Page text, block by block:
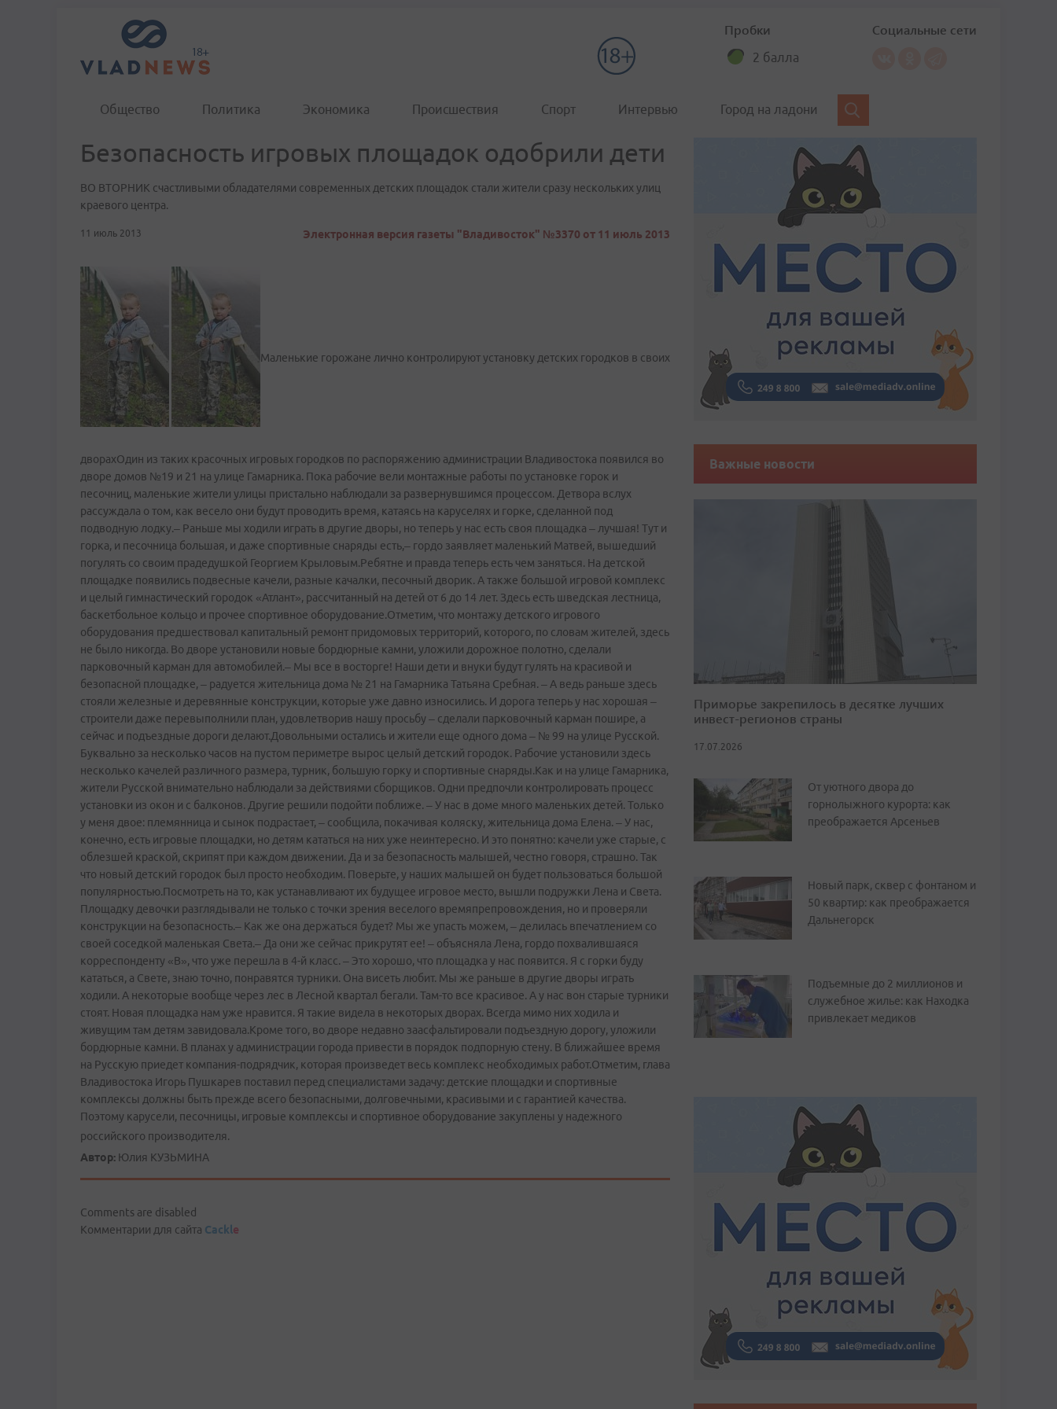
Пробки
2 балла
Социальные сети
Общество Политика Экономика Происшествия Спорт Интервью Город на ладони
Безопасность игровых площадок одобрили дети
ВО ВТОРНИК счастливыми обладателями современных детских площадок стали жители сразу нескольких улиц
краевого центра.
11 июль 2013 Электронная версия газеты "Владивосток" №3370 от 11 июль 2013
Маленькие горожане лично контролируют установку детских городков в своих
дворахОдин из таких красочных игровых городков по распоряжению администрации Владивостока появился во
дворе домов №19 и 21 на улице Гамарника. Пока рабочие вели монтажные работы по установке горок и
песочниц, маленькие жители улицы пристально наблюдали за развернувшимся процессом. Детвора вслух
рассуждала о том, как весело они будут проводить время, катаясь на каруселях и горке, сделанной под
подводную лодку.– Раньше мы ходили играть в другие дворы, но теперь у нас есть своя площадка – лучшая! Тут и
горка, и песочница большая, и даже спортивные снаряды есть,– гордо заявляет маленький Матвей, вышедший
погулять со своим прадедушкой Георгием Крыловым.Ребятне и правда теперь есть чем заняться. На детской
площадке появились подвесные качели, разные качалки, песочный дворик. А также большой игровой комплекс
и целый гимнастический городок «Атлант», рассчитанный на детей от 6 до 14 лет. Здесь есть шведская лестница,
баскетбольное кольцо и прочее спортивное оборудование.Отметим, что монтажу детского игрового
оборудования предшествовал капитальный ремонт придомовых территорий, которого, по словам жителей, здесь
не было никогда. Во дворе установили новые бордюрные камни, уложили дорожное полотно, сделали
парковочный карман для автомобилей.– Мы все в восторге! Наши дети и внуки будут гулять на красивой и
безопасной площадке, – радуется жительница дома № 21 на Гамарника Татьяна Сребная. – А ведь раньше здесь
стояли железные и деревянные конструкции, которые уже давно износились. И дорога теперь у нас хорошая –
строители даже перевыполнили план, удовлетворив нашу просьбу – сделали парковочный карман пошире, а
сейчас и подъездные дороги делают.Довольными остались и жители еще одного дома – № 99 на улице Русской.
Буквально за несколько часов на пустом периметре вырос целый детский городок. Рабочие установили здесь
несколько качелей различного размера, турник, большую горку и спортивные снаряды.Как и на улице Гамарника,
жители Русской внимательно наблюдали за действиями сборщиков. Одни предпочли контролировать процесс
установки из окон и с балконов. Другие решили подойти поближе. – У нас в доме много маленьких детей. Только
у меня двое: племянница и сынок подрастает, – сообщила, покачивая коляску, жительница дома Елена. – У нас,
конечно, есть игровые площадки, но детям кататься на них уже неинтересно. И это понятно: качели уже старые, с
облезшей краской, скрипят при каждом движении. Да и за безопасность малышей, честно говоря, страшно. Так
что новый детский городок был просто необходим. Поверьте, у наших малышей он будет пользоваться большой
популярностью.Посмотреть на то, как устанавливают их будущее игровое место, вышли подружки Лена и Света.
Площадку девочки разглядывали не только с точки зрения веселого времяпрепровождения, но и проверяли
конструкции на безопасность.– Как же она держаться будет? Мы же упасть можем, – делилась впечатлением со
своей соседкой маленькая Света.– Да они же сейчас прикрутят ее! – объясняла Лена, гордо похвалившаяся
корреспонденту «В», что уже перешла в 4-й класс. – Это хорошо, что площадка у нас появится. Я с горки буду
кататься, а Свете, знаю точно, понравятся турники. Она висеть любит. Мы же раньше в другие дворы играть
ходили. А некоторые вообще через лес в Лесной квартал бегали. Там-то все красивое. А у нас вон старые турники
стоят. Новая площадка нам уже нравится. Я такие видела в некоторых дворах. Всегда мимо них ходила и
живущим там детям завидовала.Кроме того, во дворе недавно заасфальтировали подъездную дорогу, уложили
бордюрные камни. В планах у администрации города привести в порядок подпорную стену. В ближайшее время
на Русскую приедет компания-подрядчик, которая произведет весь комплекс необходимых работ.Отметим, глава
Владивостока Игорь Пушкарев поставил перед специалистами задачу: детские площадки и спортивные
комплексы должны быть прежде всего безопасными, долговечными, красивыми и с гарантией качества.
Поэтому карусели, песочницы, игровые комплексы и спортивное оборудование закуплены у надежного
российского производителя.
Автор: Юлия КУЗЬМИНА
Comments are disabled
Комментарии для сайта Cackle
Важные новости
Приморье закрепилось в десятке лучших
инвест-регионов страны
17.07.2026
От уютного двора до
горнолыжного курорта: как
преображается Арсеньев
Новый парк, сквер с фонтаном и
50 квартир: как преображается
Дальнегорск
Подъемные до 2 миллионов и
служебное жилье: как Находка
привлекает медиков